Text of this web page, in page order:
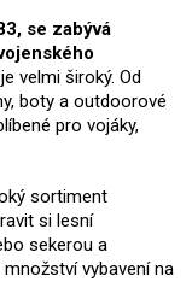
se zabývá
velmi široký. Od
boty a outdoorové
pro vojáky,
sortiment
si lesní
sekerou a
vybavení na